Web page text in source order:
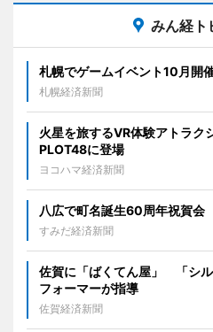
みん経ト
札幌でゲームイベント10月
札幌経済新聞
火星を旅するVR体験アトラ
PLOT48に登場
ヨコハマ経済新聞
八広で町名誕生60周年祝賀
すみだ経済新聞
佐賀に「ばくてん屋」 「シ
フォーマーが指導
佐賀経済新聞